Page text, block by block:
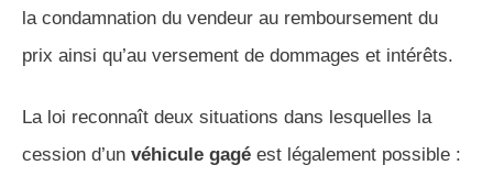
la condamnation du vendeur au remboursement du
prix ainsi qu’au versement de dommages et intérêts.
La loi reconnaît deux situations dans lesquelles la
cession d’un véhicule gagé est légalement possible :